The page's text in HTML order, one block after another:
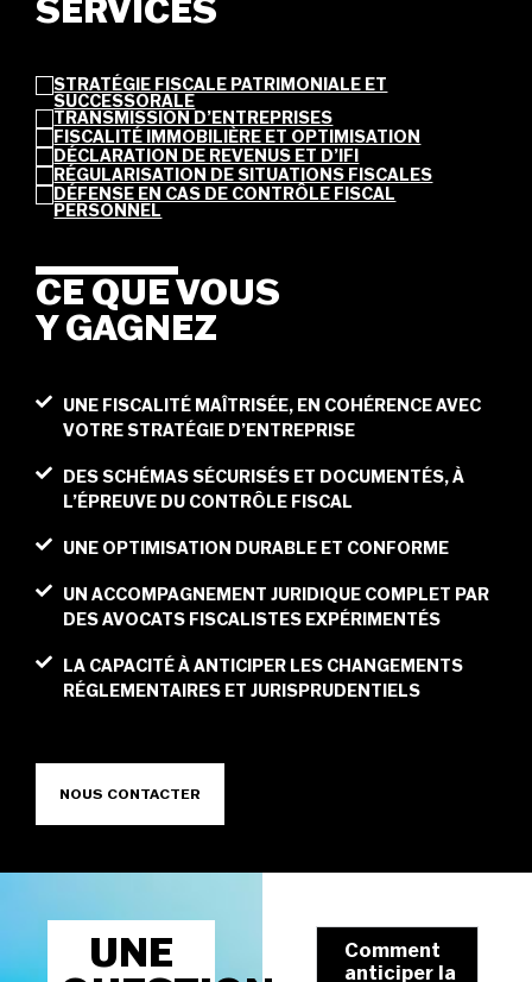
SERVICES
STRATÉGIE FISCALE PATRIMONIALE ET
SUCCESSORALE
TRANSMISSION D’ENTREPRISES
FISCALITÉ IMMOBILIÈRE ET OPTIMISATION
DÉCLARATION DE REVENUS ET D’IFI
RÉGULARISATION DE SITUATIONS FISCALES
DÉFENSE EN CAS DE CONTRÔLE FISCAL
PERSONNEL
CE QUE VOUS
Y GAGNEZ
UNE FISCALITÉ MAÎTRISÉE, EN COHÉRENCE AVEC
VOTRE STRATÉGIE D’ENTREPRISE
DES SCHÉMAS SÉCURISÉS ET DOCUMENTÉS, À
L’ÉPREUVE DU CONTRÔLE FISCAL
UNE OPTIMISATION DURABLE ET CONFORME
UN ACCOMPAGNEMENT JURIDIQUE COMPLET PAR
DES AVOCATS FISCALISTES EXPÉRIMENTÉS
LA CAPACITÉ À ANTICIPER LES CHANGEMENTS
RÉGLEMENTAIRES ET JURISPRUDENTIELS
NOUS CONTACTER
UNE
Comment
anticiper la